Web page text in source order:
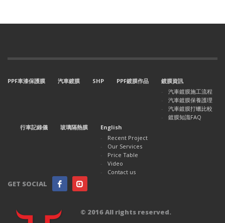
PPF車漆保護膜 汽車鍍膜 SHP PPF鍍膜作品
鍍膜資訊
汽車鍍膜施工流程
汽車鍍膜保養護理
汽車鍍膜打蠟比較
鍍膜知識FAQ
行車記錄儀
玻璃隔熱膜
English
Recent Project
Our Services
Price Table
Video
Contact us
GET SOCIAL
© 2016 All rights reserved.